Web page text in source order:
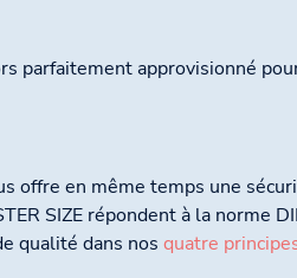
parfaitement approvisionné
offre en même temps une
SIZE répondent à la norme
qualité dans nos quatre